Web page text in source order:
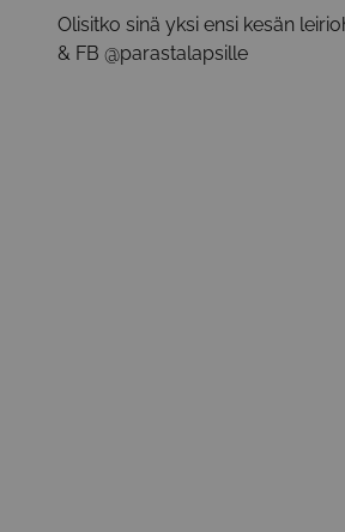
Olisitko sinä yksi ensi kesän
& FB @parastalapsille